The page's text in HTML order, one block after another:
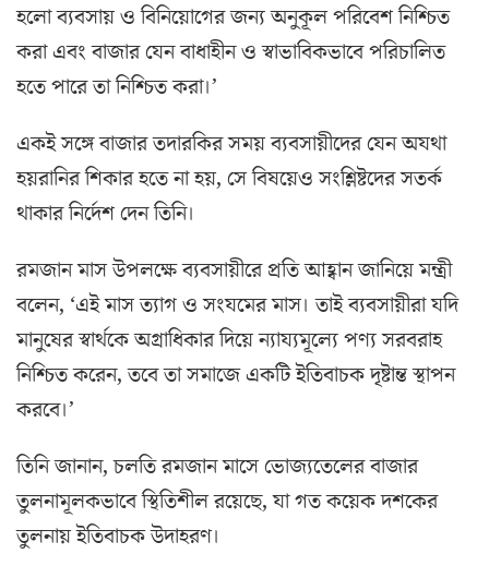
হলো ব্যবসায় ও বিনিয়োগের জন্য অনুকূল পরিবেশ নিশ্চিত
করা এবং বাজার যেন বাধাহীন ও স্বাভাবিকভাবে পরিচালিত
হতে পারে তা নিশ্চিত করা।’
একই সঙ্গে বাজার তদারকির সময় ব্যবসায়ীদের যেন অযথা
হয়রানির শিকার হতে না হয়, সে বিষয়েও সংশ্লিষ্টদের সতর্ক
থাকার নির্দেশ দেন তিনি।
রমজান মাস উপলক্ষে ব্যবসায়ীরে প্রতি আহ্বান জানিয়ে মন্ত্রী
বলেন, ‘এই মাস ত্যাগ ও সংযমের মাস। তাই ব্যবসায়ীরা যদি
মানুষের স্বার্থকে অগ্রাধিকার দিয়ে ন্যায্যমূল্যে পণ্য সরবরাহ
নিশ্চিত করেন, তবে তা সমাজে একটি ইতিবাচক দৃষ্টান্ত স্থাপন
করবে।’
তিনি জানান, চলতি রমজান মাসে ভোজ্যতেলের বাজার
তুলনামূলকভাবে স্থিতিশীল রয়েছে, যা গত কয়েক দশকের
তুলনায় ইতিবাচক উদাহরণ।